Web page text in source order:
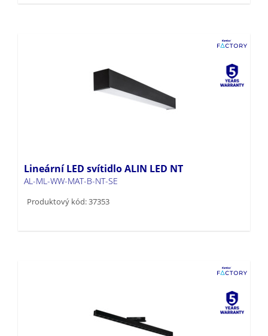
Lineární LED svítidlo ALIN LED NT
AL-ML-WW-MAT-B-NT-SE
Produktový kód: 37353